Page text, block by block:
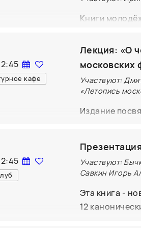
Книги
на своего
романа Ирины
тобой на
кафе
Лекция: «О
московских
Участвуют:
«Летопись
Издание
персонажами
man”, увидит
показывает
предметы
также работы
Участвуют:
Савкин Игорь
Эта книга -
12